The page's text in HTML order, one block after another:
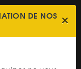
DE NOS